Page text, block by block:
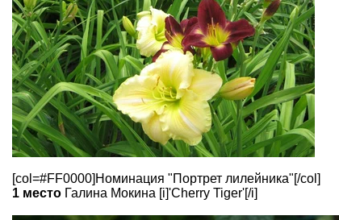
[col=#FF0000]Номинация "Портрет лилейника"[/col]
1 место Галина Мокина [i]'Cherry Tiger'[/i]